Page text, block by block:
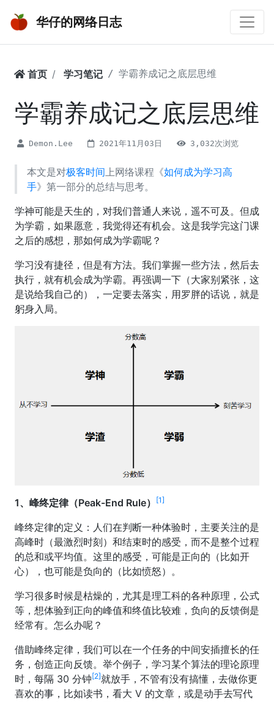
华仔的网络日志
首页 学习笔记 学霸养成记之底层思维
学霸养成记之底层思维
Demon.Lee 2021年11月03日 3,032次浏览
本文是对极客时间上网络课程《如何成为学习高
手》第一部分的总结与思考。
学神可能是天生的，对我们普通人来说，遥不可及。但成
为学霸，如果愿意，我觉得还有机会。这是我学完这门课
之后的感想，那如何成为学霸呢？
学习没有捷径，但是有方法。我们掌握一些方法，然后去
执行，就有机会成为学霸。再强调一下（大家别紧张，这
是说给我自己的），一定要去落实，用罗胖的话说，就是
躬身入局。
1、峰终定律（Peak-End Rule） [1]
峰终定律的定义：人们在判断一种体验时，主要关注的是
高峰时（最激烈时刻）和结束时的感受，而不是整个过程
的总和或平均值。这里的感受，可能是正向的（比如开
心），也可能是负向的（比如愤怒）。
学习很多时候是枯燥的，尤其是理工科的各种原理，公式
等，想体验到正向的峰值和终值比较难，负向的反馈倒是
经常有。怎么办呢？
借助峰终定律，我们可以在一个任务的中间安插擅长的任
务，创造正向反馈。举个例子，学习某个算法的理论原理
时，每隔 30 分钟[2]就放手，不管有没有搞懂，去做你更
喜欢的事，比如读书，看大 V 的文章，或是动手去写代